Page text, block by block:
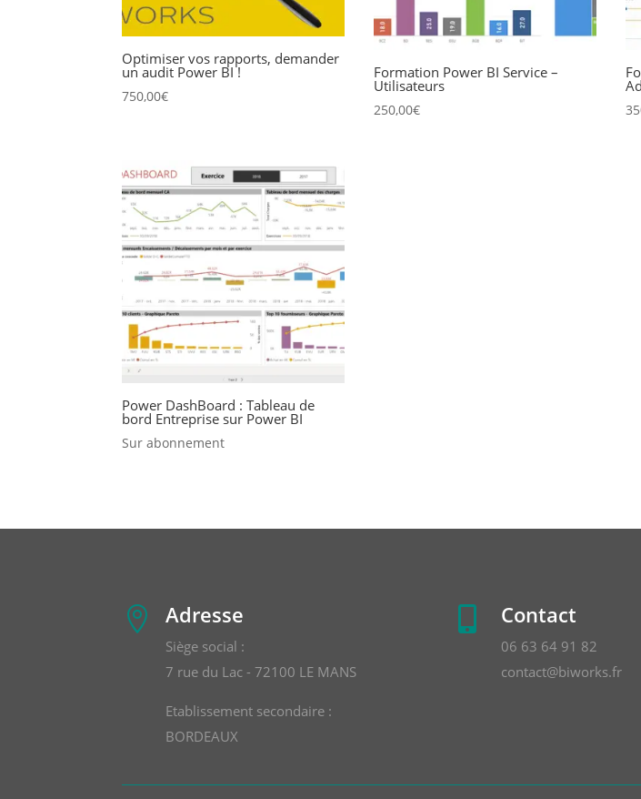
Optimiser vos rapports, demander
un audit Power BI !
750,00€
Formation Power BI Service –
Utilisateurs
250,00€
Power DashBoard : Tableau de
bord Entreprise sur Power BI
Sur abonnement
 Adresse
Siège social :
7 rue du Lac - 72100 LE MANS
Etablissement secondaire :
BORDEAUX
 Contact
06 63 64 91 82
contact@biworks.fr